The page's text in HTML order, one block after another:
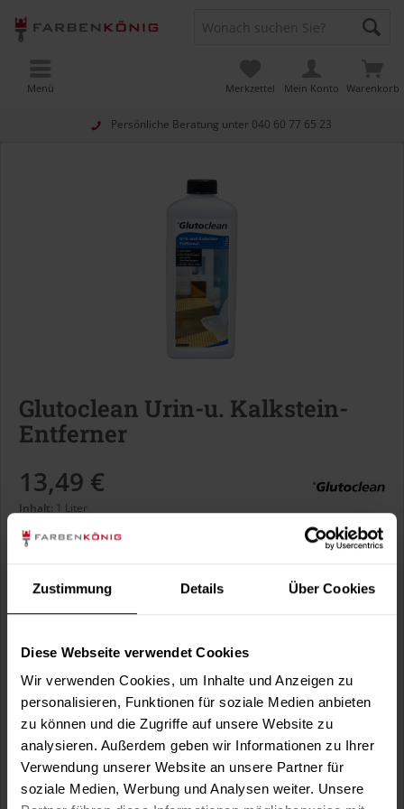
Zustimmung Details Über Cookies
Diese Webseite verwendet Cookies
Wir verwenden Cookies, um Inhalte und Anzeigen zu
personalisieren, Funktionen für soziale Medien anbieten
zu können und die Zugriffe auf unsere Website zu
analysieren. Außerdem geben wir Informationen zu Ihrer
Verwendung unserer Website an unsere Partner für
soziale Medien, Werbung und Analysen weiter. Unsere
Persönliche Beratung unter 040 60 77 65 23
Warenkorb
Merkzettel Mein Konto
Menü
Glutoclean Urin-u. Kalkstein-
Entferner
13,49 €
Inhalt: 1 Liter
inkl. MwSt.
zzgl. Versandkosten
Merken Fragen zum Artikel?
Artikel-Nr.: GLC0029
Sie möchten eine größere Menge kaufen
und wünschen ein Angebot?